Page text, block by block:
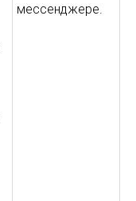
мессенджере.